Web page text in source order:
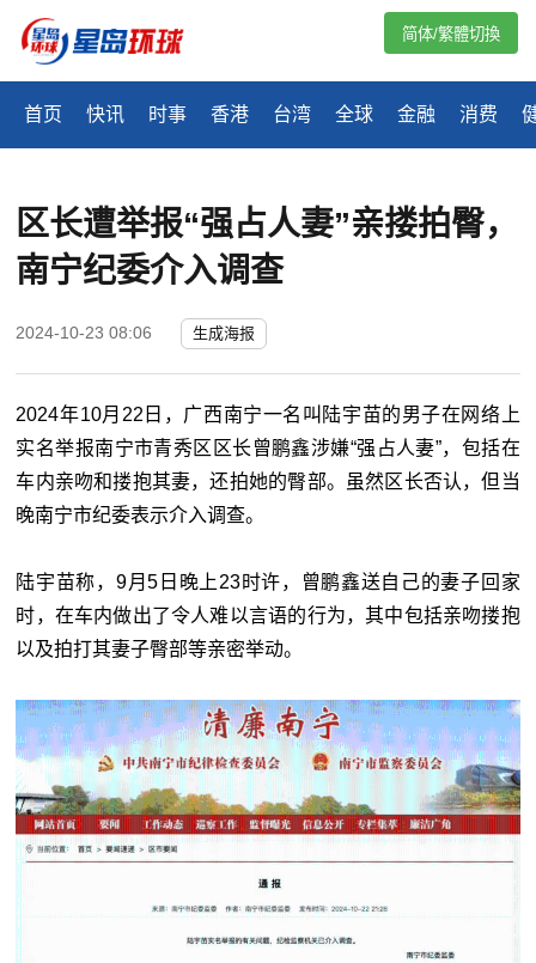
首页 快讯 时事 香港 台湾 全球 金融 消费
简体/繁體切換
区长遭举报“强占人妻”亲搂拍臀，
南宁纪委介入调查
2024-10-23 08:06 生成海报
2024年10月22日，广西南宁一名叫陆宇苗的男子在网络上
实名举报南宁市青秀区区长曾鹏鑫涉嫌“强占人妻”，包括在
车内亲吻和搂抱其妻，还拍她的臀部。虽然区长否认，但当
晚南宁市纪委表示介入调查。
陆宇苗称，9月5日晚上23时许，曾鹏鑫送自己的妻子回家
时，在车内做出了令人难以言语的行为，其中包括亲吻搂抱
以及拍打其妻子臀部等亲密举动。